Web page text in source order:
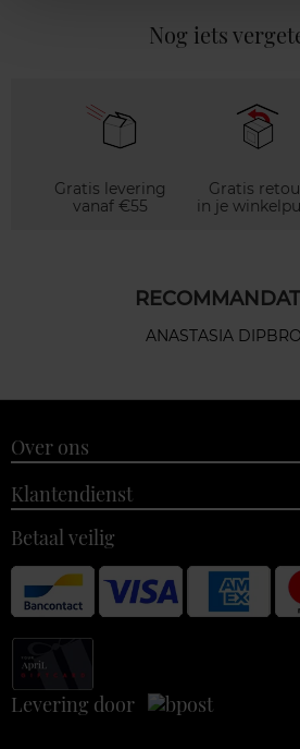
Nog iets
Gratis levering
vanaf €55
Gratis
in je
ANASTASIA
Over ons
Klantendienst
Betaal veilig
Levering door